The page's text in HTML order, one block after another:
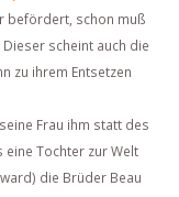
befördert, schon muß
scheint auch die
zu ihrem Entsetzen
Frau ihm statt des
Tochter zur Welt
die Brüder Beau